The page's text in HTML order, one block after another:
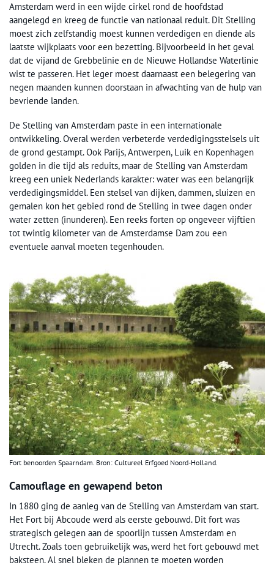
Amsterdam werd in een wijde cirkel rond de hoofdstad
aangelegd en kreeg de functie van nationaal reduit. Dit Stelling
moest zich zelfstandig moest kunnen verdedigen en diende als
laatste wijkplaats voor een bezetting. Bijvoorbeeld in het geval
dat de vijand de Grebbelinie en de Nieuwe Hollandse Waterlinie
wist te passeren. Het leger moest daarnaast een belegering van
negen maanden kunnen doorstaan in afwachting van de hulp van
bevriende landen.
De Stelling van Amsterdam paste in een internationale
ontwikkeling. Overal werden verbeterde verdedigingsstelsels uit
de grond gestampt. Ook Parijs, Antwerpen, Luik en Kopenhagen
golden in die tijd als reduits, maar de Stelling van Amsterdam
kreeg een uniek Nederlands karakter: water was een belangrijk
verdedigingsmiddel. Een stelsel van dijken, dammen, sluizen en
gemalen kon het gebied rond de Stelling in twee dagen onder
water zetten (inunderen). Een reeks forten op ongeveer vijftien
tot twintig kilometer van de Amsterdamse Dam zou een
eventuele aanval moeten tegenhouden.
Fort benoorden Spaarndam. Bron: Cultureel Erfgoed Noord-Holland.
Camouflage en gewapend beton
In 1880 ging de aanleg van de Stelling van Amsterdam van start.
Het Fort bij Abcoude werd als eerste gebouwd. Dit fort was
strategisch gelegen aan de spoorlijn tussen Amsterdam en
Utrecht. Zoals toen gebruikelijk was, werd het fort gebouwd met
baksteen. Al snel bleken de plannen te moeten worden